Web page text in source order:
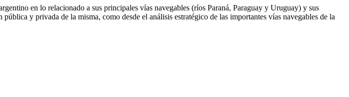
en lo relacionado a sus principales vías navegables (ríos Paraná, Paraguay y Uruguay) y sus
y privada de la misma, como desde el análisis estratégico de las importantes vías navegables de la